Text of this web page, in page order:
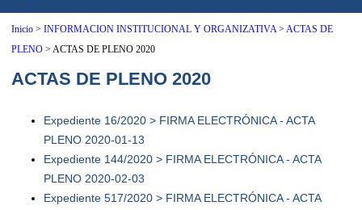
Inicio >INFORMACION INSTITUCIONAL Y ORGANIZATIVA > ACTAS DE
PLENO > ACTAS DE PLENO 2020
ACTAS DE PLENO 2020
Expediente 16/2020 > FIRMA ELECTRÓNICA - ACTA
PLENO 2020-01-13
Expediente 144/2020 > FIRMA ELECTRÓNICA - ACTA
PLENO 2020-02-03
Expediente 517/2020 > FIRMA ELECTRÓNICA - ACTA